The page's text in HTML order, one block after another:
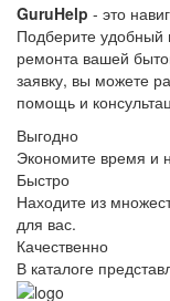
GuruHelp - это
Подберите удобный
ремонта вашей
заявку, вы можете
помощь и
Выгодно
Экономите время и
Быстро
Находите из
для вас.
Качественно
В каталоге